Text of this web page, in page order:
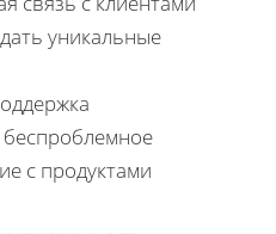
уникальные
с продуктами